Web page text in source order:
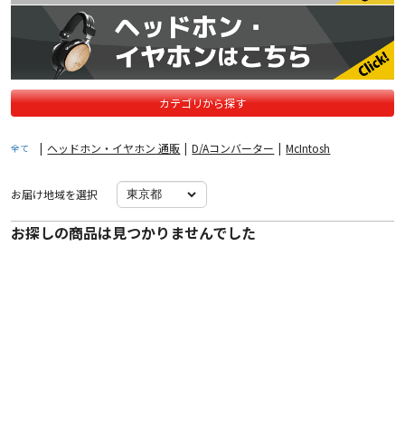
カテゴリから探す
全て | ヘッドホン・イヤホン 通販 | D/Aコンバーター | McIntosh
お届け地域を選択
お探しの商品は見つかりませんでした